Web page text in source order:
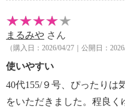
まるみや さん
（購入日：2026/04/27｜公開日：2026/
使いやすい
40代155/９号、ぴったりは
をいただきました。程良